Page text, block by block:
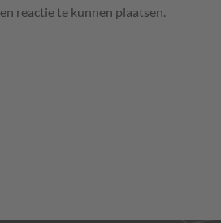
reactie te kunnen plaatsen.